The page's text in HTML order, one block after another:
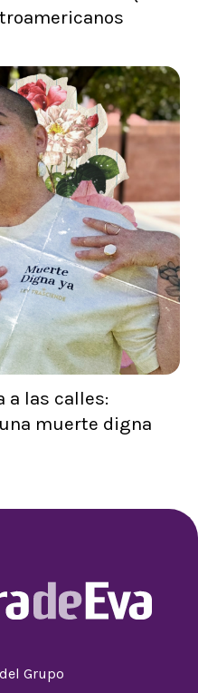
a las calles:
muerte digna
Grupo